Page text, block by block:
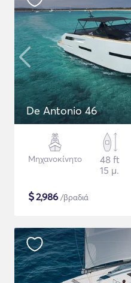
De Antonio 46
Μηχανοκίνητο
48 ft
15 μ.
$2,986 /βραδιά